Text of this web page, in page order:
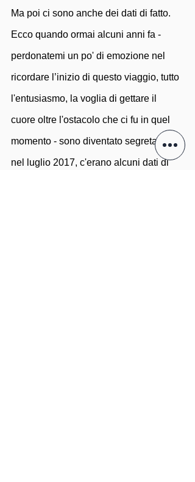
Ma poi ci sono anche dei dati di fatto.
Ecco quando ormai alcuni anni fa -
perdonatemi un po' di emozione nel
ricordare l’inizio di questo viaggio, tutto
l'entusiasmo, la voglia di gettare il
cuore oltre l'ostacolo che ci fu in quel
momento - sono diventato segretario,
nel luglio 2017, c'erano alcuni dati di